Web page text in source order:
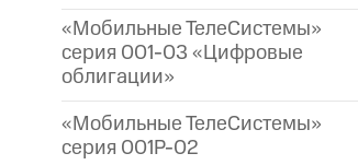
«Мобильные ТелеСистемы»
серия 001-03 «Цифровые
облигации»
«Мобильные ТелеСистемы»
серия 001P-02